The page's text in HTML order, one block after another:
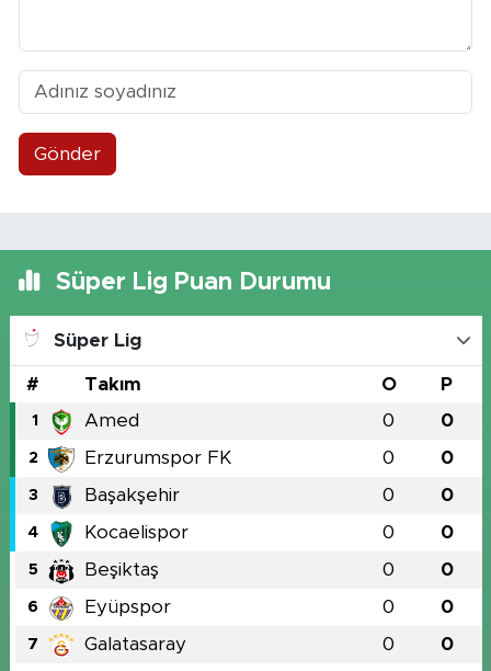
Gönder
Süper Lig Puan Durumu
Süper Lig
# Takım O P
1 Amed 0 0
2 Erzurumspor FK 0 0
3 Başakşehir 0 0
4 Kocaelispor 0 0
5 Beşiktaş 0 0
6 Eyüpspor 0 0
7 Galatasaray 0 0